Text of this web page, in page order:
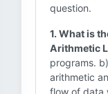
question.
1. What is
Arithmetic
programs.
arithmetic
flow of data